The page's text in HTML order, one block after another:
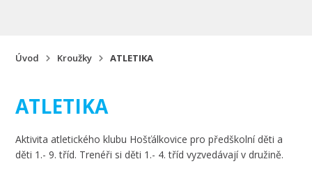
Úvod Kroužky ATLETIKA
ATLETIKA
Aktivita atletického klubu Hošťálkovice pro předškolní děti a
děti 1.- 9. tříd. Trenéři si děti 1.- 4. tříd vyzvedávají v družině.